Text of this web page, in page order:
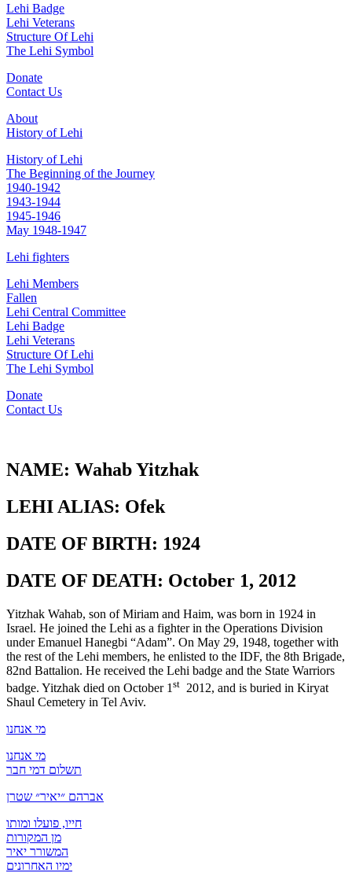
Lehi Badge
Lehi Veterans
Structure Of Lehi
The Lehi Symbol
Donate
Contact Us
About
History of Lehi
History of Lehi
The Beginning of the Journey
1940-1942
1943-1944
1945-1946
May 1948-1947
Lehi fighters
Lehi Members
Fallen
Lehi Central Committee
Lehi Badge
Lehi Veterans
Structure Of Lehi
The Lehi Symbol
Donate
Contact Us
NAME: Wahab Yitzhak
LEHI ALIAS: Ofek
DATE OF BIRTH: 1924
DATE OF DEATH: October 1, 2012
Yitzhak Wahab, son of Miriam and Haim, was born in 1924 in
Israel. He joined the Lehi as a fighter in the Operations Division
under Emanuel Hanegbi “Adam”. On May 29, 1948, together with
the rest of the Lehi members, he enlisted to the IDF, the 8th Brigade,
82nd Battalion. He received the Lehi badge and the State Warriors
badge. Yitzhak died on October 1 st 2012, and is buried in Kiryat
Shaul Cemetery in Tel Aviv.
מי אנחנו
מי אנחנו
תשלום דמי חבר
אברהם ״יאיר״ שטרן
חייו, פועלו ומותו
מן המקורות
המשורר יאיר
ימיו האחרונים